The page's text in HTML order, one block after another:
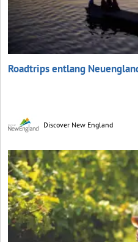
Roadtrips entlang
Discover New England